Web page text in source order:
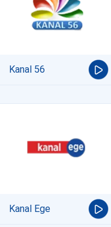
Kanal 56
Kanal Ege